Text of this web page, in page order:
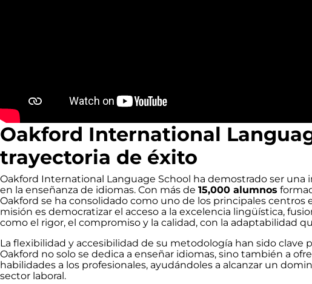
Oakford International
trayectoria de éxito
Oakford International Language School ha demostrado ser
en la enseñanza de idiomas. Con más de 15,000 alumnos
Oakford se ha consolidado como uno de los principales centros
misión es democratizar el acceso a la excelencia lingüística,
como el rigor, el compromiso y la calidad, con la adaptabilidad
La flexibilidad y accesibilidad de su metodología han sido clave
Oakford no solo se dedica a enseñar idiomas, sino también a
habilidades a los profesionales, ayudándoles a alcanzar un
sector laboral.